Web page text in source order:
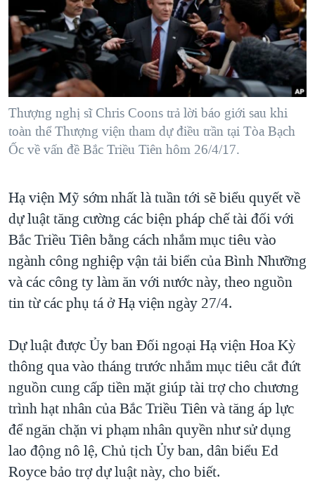
"Tìm"NGƯỜI VIỆT HẢI NGOẠI
ĐỜI SỐNG
KINH TẾ
KHOA HỌC
SỨC KHOẺ
GIÁO DỤC
HÀNH TRÌNH BẦU CỬ 2024
MỘT NĂM CHIẾN TRANH TẠI DẢI GAZA
GIẢI MÃ VÀNH ĐAI & CON ĐƯỜNG
TRỊNH VĨNH BÌNH - NGƯỜI HẠ 'BÊN THẮNG CUỘC'
GROUND ZERO – XƯA VÀ NAY
CÁC GIÁ TRỊ CỘNG HÒA Ở VIỆT NAM
THƯỢNG ĐỈNH TRUMP-KIM TẠI VIỆT NAM
TRỊNH VĨNH BÌNH VS. CHÍNH PHỦ VIỆT NAM
NGƯ DÂN VIỆT VÀ LÀN SÓNG TRỘM HẢI SÂM
BÊN KIA QUỐC LỘ: TIẾNG VỌNG TỪ NÔNG THÔN MỸ
VIDEO
NGHE
MẠNG XÃ HỘI
Ngôn ngữ khác
Thượng nghị sĩ Chris Coons trả lời báo giới sau khi
toàn thể Thượng viện tham dự điều trần tại Tòa Bạch
Ốc về vấn đề Bắc Triều Tiên hôm 26/4/17.
Hạ viện Mỹ sớm nhất là tuần tới sẽ biểu quyết về
dự luật tăng cường các biện pháp chế tài đối với
Bắc Triều Tiên bằng cách nhắm mục tiêu vào
ngành công nghiệp vận tải biển của Bình Nhưỡng
và các công ty làm ăn với nước này, theo nguồn
tin từ các phụ tá ở Hạ viện ngày 27/4.
Dự luật được Ủy ban Đối ngoại Hạ viện Hoa Kỳ
thông qua vào tháng trước nhắm mục tiêu cắt đứt
nguồn cung cấp tiền mặt giúp tài trợ cho chương
trình hạt nhân của Bắc Triều Tiên và tăng áp lực
để ngăn chặn vi phạm nhân quyền như sử dụng
lao động nô lệ, Chủ tịch Ủy ban, dân biểu Ed
Royce bảo trợ dự luật này, cho biết.